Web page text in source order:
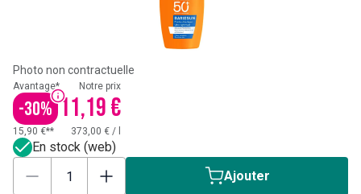
Photo non contractuelle
Avantage*
-30%
Notre prix
11,19 €
15,90 €** 373,00 € /
En stock (web)
Ajouter